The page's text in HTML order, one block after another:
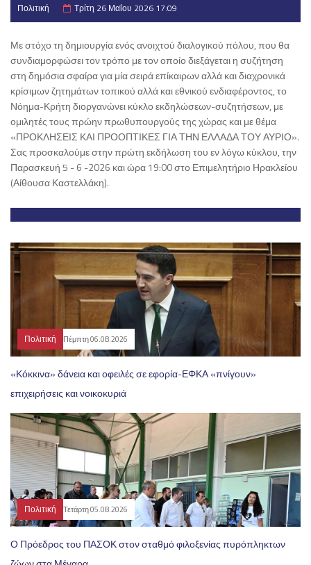
Πολιτική Τρίτη 26 Μαΐου 2026 17:09
Με στόχο τη δημιουργία ενός ανοιχτού διαλογικού πόλου, που θα
συνδιαμορφώσει τον τρόπο με τον οποίο διεξάγεται η συζήτηση
στη δημόσια σφαίρα για μία σειρά επίκαιρων αλλά και διαχρονικά
κρίσιμων ζητημάτων τοπικού αλλά και εθνικού ενδιαφέροντος, το
Νόημα-Κρήτη διοργανώνει κύκλο εκδηλώσεων-συζητήσεων, με
ομιλητές τους πρώην πρωθυπουργούς της χώρας και με θέμα
«ΠΡΟΚΛΗΣΕΙΣ ΚΑΙ ΠΡΟΟΠΤΙΚΕΣ ΓΙΑ ΤΗΝ ΕΛΛΑΔΑ ΤΟΥ ΑΥΡΙΟ».
Σας προσκαλούμε στην πρώτη εκδήλωση του εν λόγω κύκλου, την
Παρασκευή 5 - 6 -2026 και ώρα 19:00 στο Επιμελητήριο Ηρακλείου
(Αίθουσα Καστελλάκη).
Πολιτική Πέμπτη 06.08.2026
«Κόκκινα» δάνεια και οφειλές σε εφορία-ΕΦΚΑ «πνίγουν»
επιχειρήσεις και νοικοκυριά
Πολιτική Τετάρτη 05.08.2026
Ο Πρόεδρος του ΠΑΣΟΚ στον σταθμό φιλοξενίας πυρόπληκτων